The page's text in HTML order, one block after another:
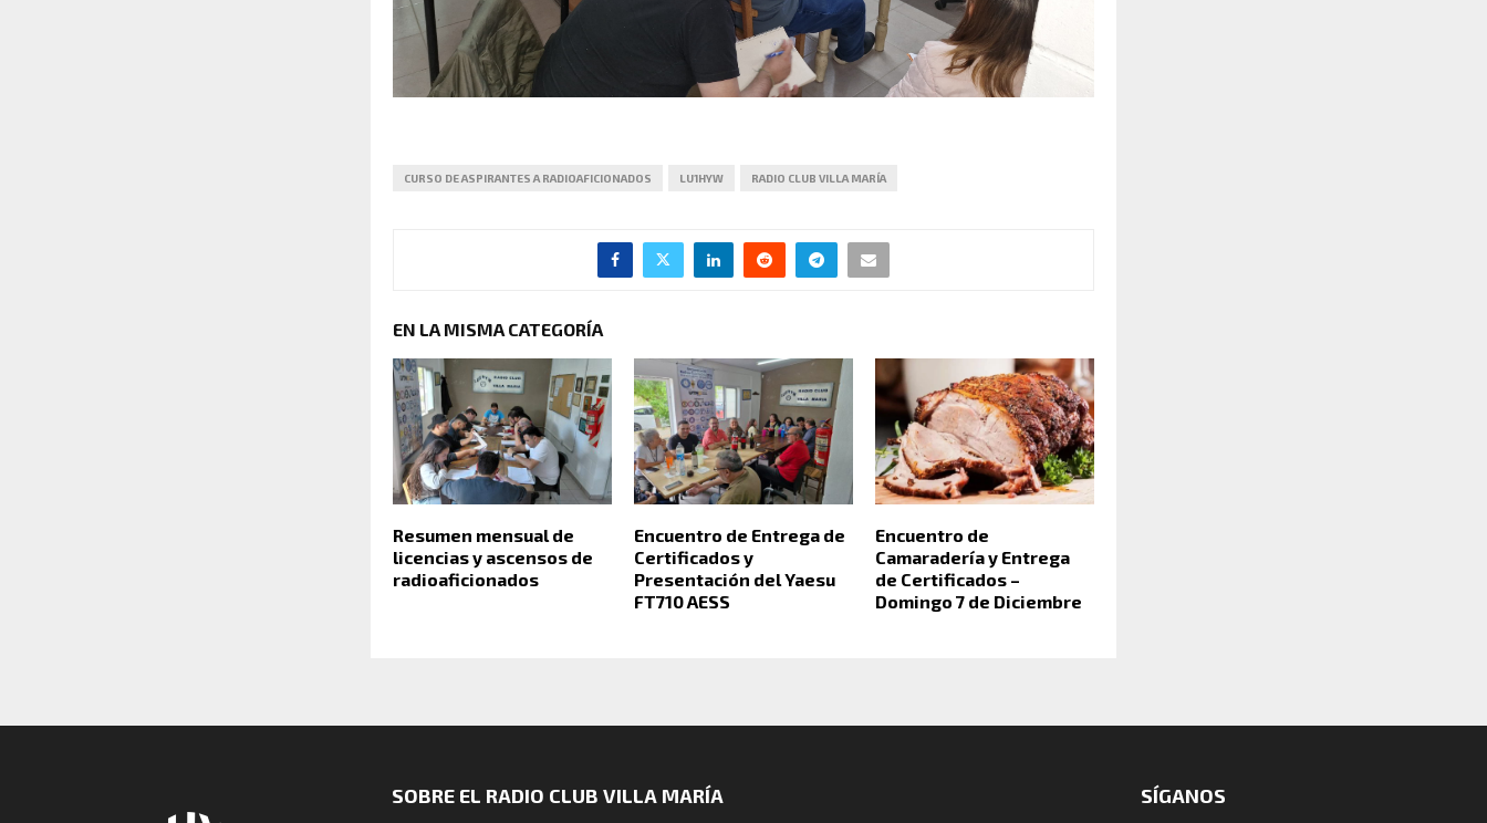
CURSO DE ASPIRANTES A RADIOAFICIONADOS LU1HYW RADIO CLUB VILLA MARÍA
EN LA MISMA CATEGORÍA
Resumen mensual de
licencias y ascensos de
radioaficionados
Encuentro de Entrega de
Certificados y
Presentación del Yaesu
FT710 AESS
Encuentro de
Camaradería y Entrega
de Certificados –
Domingo 7 de Diciembre
SOBRE EL RADIO CLUB VILLA MARÍA SÍGANOS